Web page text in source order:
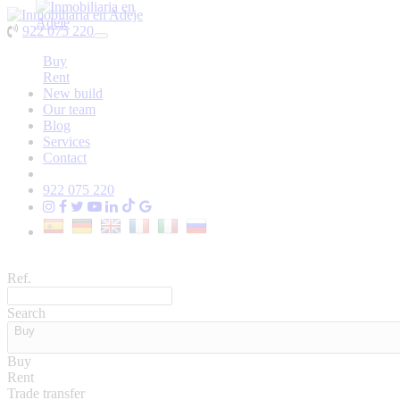
922 075 220
Toggle
Buy
Rent
New build
Our team
Blog
Services
Contact
922 075 220
Ref.
Search
Buy
Buy
Rent
Trade transfer